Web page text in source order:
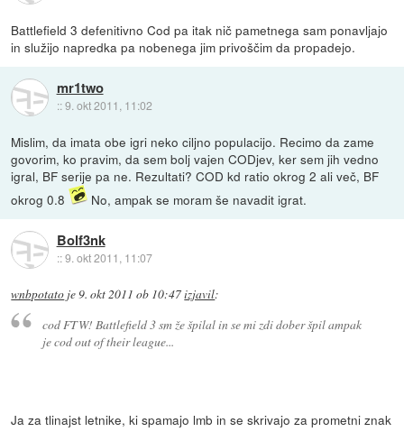
Battlefield 3 defenitivno Cod pa itak nič pametnega sam ponavljajo
in služijo napredka pa nobenega jim privoščim da propadejo.
mr1two
::9. okt 2011, 11:02
Mislim, da imata obe igri neko ciljno populacijo. Recimo da zame
govorim, ko pravim, da sem bolj vajen CODjev, ker sem jih vedno
igral, BF serije pa ne. Rezultati? COD kd ratio okrog 2 ali več, BF
okrog 0.8
No, ampak se moram še navadit igrat.
Bolf3nk
::9. okt 2011, 11:07
wnbpotato je9. okt 2011 ob 10:47izjavil:
cod FTW! Battlefield 3 sm že špilal in se mi zdi dober špil ampak
je cod out of their league...
Ja za tlinajst letnike, ki spamajo lmb in se skrivajo za prometni znak